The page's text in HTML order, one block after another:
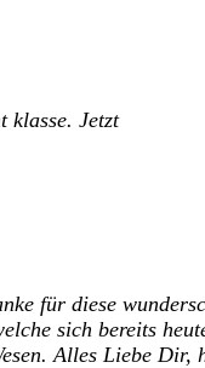
klasse. Jetzt
für diese
sich bereits
Alles Liebe Dir,